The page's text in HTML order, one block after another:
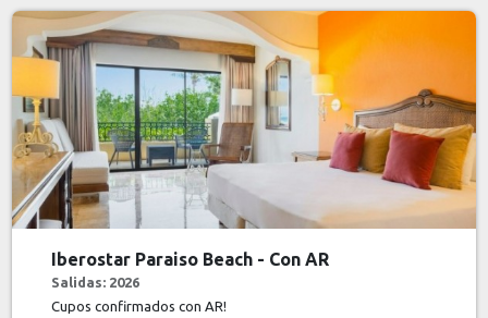
Iberostar Paraiso Beach - Con AR
Salidas: 2026
Cupos confirmados con AR!